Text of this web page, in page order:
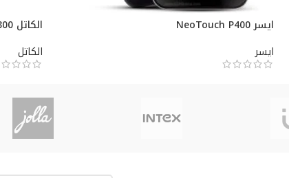
ايسر NeoTouch P400
ايسر
الكاتل OT 300
الكاتل